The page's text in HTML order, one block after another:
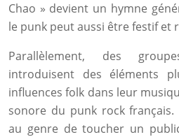
Chao » devient un hymne
le punk peut aussi être festif et
Parallèlement, des
introduisent des éléments
influences folk dans leur
sonore du punk rock
au genre de toucher un